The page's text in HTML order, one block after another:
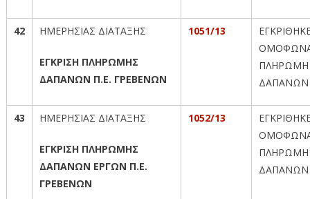
42 ΗΜΕΡΗΣΙΑΣ ΔΙΑΤΑΞΗΣ
ΕΓΚΡΙΣΗ ΠΛΗΡΩΜΗΣ
ΔΑΠΑΝΩΝ Π.Ε. ΓΡΕΒΕΝΩΝ
1051/13
ΔΑΠΑΝΩΝ
43 ΗΜΕΡΗΣΙΑΣ ΔΙΑΤΑΞΗΣ
ΕΓΚΡΙΣΗ ΠΛΗΡΩΜΗΣ
ΔΑΠΑΝΩΝ ΕΡΓΩΝ Π.Ε.
ΓΡΕΒΕΝΩΝ
1052/13
ΔΑΠΑΝΩΝ